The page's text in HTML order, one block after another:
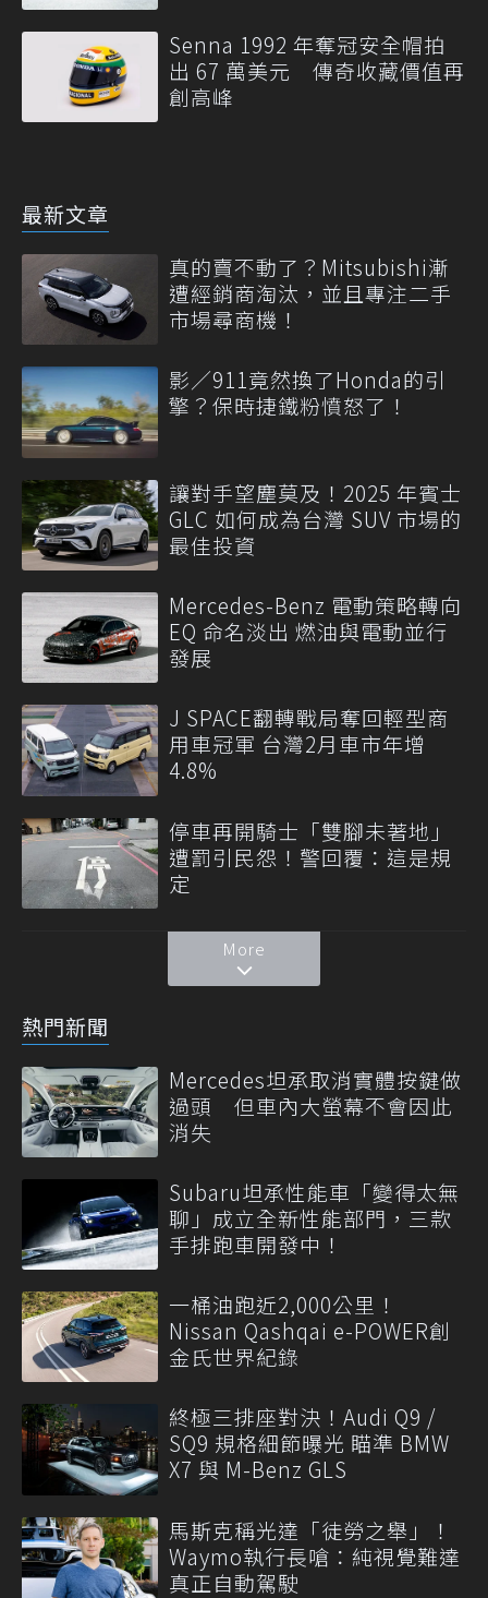
Senna 1992 年奪冠安全帽拍
出 67 萬美元 傳奇收藏價值再
創高峰
最新文章
真的賣不動了？Mitsubishi漸
遭經銷商淘汰，並且專注二手
市場尋商機！
影／911竟然換了Honda的引
擎？保時捷鐵粉憤怒了！
讓對手望塵莫及！2025 年賓士
GLC 如何成為台灣 SUV 市場的
最佳投資
Mercedes-Benz 電動策略轉向
EQ 命名淡出 燃油與電動並行
發展
J SPACE翻轉戰局奪回輕型商
用車冠軍 台灣2月車市年增
4.8%
停車再開騎士「雙腳未著地」
遭罰引民怨！警回覆：這是規
定
More
熱門新聞
Mercedes坦承取消實體按鍵做
過頭 但車內大螢幕不會因此
消失
Subaru坦承性能車「變得太無
聊」成立全新性能部門，三款
手排跑車開發中！
一桶油跑近2,000公里！
Nissan Qashqai e-POWER創
金氏世界紀錄
終極三排座對決！Audi Q9 /
SQ9 規格細節曝光 瞄準 BMW
X7 與 M-Benz GLS
馬斯克稱光達「徒勞之舉」！
Waymo執行長嗆：純視覺難達
真正自動駕駛